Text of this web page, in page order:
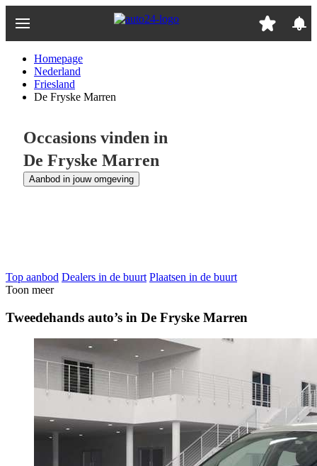
naar
Homepage
Nederland
Friesland
De Fryske Marren
Occasions vinden in
De Fryske Marren
Aanbod in jouw omgeving
Top aanbod Dealers in de buurt Plaatsen in de buurt
Toon meer
Tweedehands auto’s in De Fryske Marren